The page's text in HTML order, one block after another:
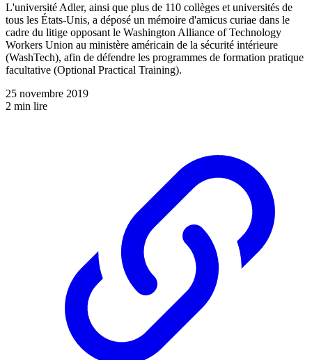
L'université Adler, ainsi que plus de 110 collèges et universités de
tous les États-Unis, a déposé un mémoire d'amicus curiae dans le
cadre du litige opposant le Washington Alliance of Technology
Workers Union au ministère américain de la sécurité intérieure
(WashTech), afin de défendre les programmes de formation pratique
facultative (Optional Practical Training).
25 novembre 2019
2 min lire